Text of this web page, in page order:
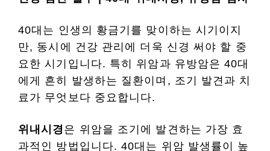
40대는 인생의 황금기를 맞이하는 시기이지
만, 동시에 건강 관리에 더욱 신경 써야 할 중
요한 시기입니다. 특히 위암과 유방암은 40대
에게 흔히 발생하는 질환이며, 조기 발견과 치
료가 무엇보다 중요합니다.
위내시경 은 위암을 조기에 발견하는 가장 효
과적인 방법입니다. 40대는 위암 발생률이 높